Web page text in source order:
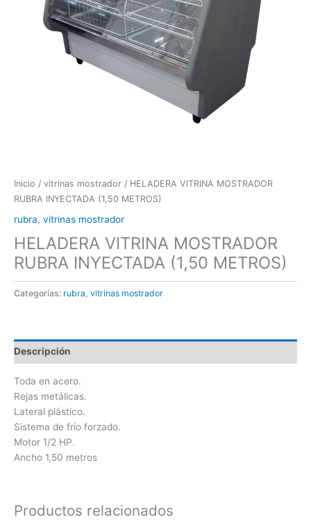
Inicio / vitrinas mostrador / HELADERA VITRINA MOSTRADOR
RUBRA INYECTADA (1,50 METROS)
rubra, vitrinas mostrador
HELADERA VITRINA MOSTRADOR
RUBRA INYECTADA (1,50 METROS)
Categorías: rubra vitrinas mostrador
Descripción
Toda en acero.
Rejas metálicas.
Lateral plástico.
Sistema de frio forzado.
Motor 1/2 HP.
Ancho 1,50 metros
Productos relacionados